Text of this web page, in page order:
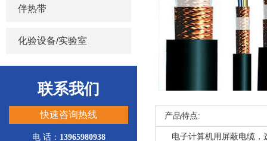
伴热带
化验设备/实验室
联系我们
快速咨询热线
电 话： 13965980938
产品特点:
电子计算机用屏蔽电缆